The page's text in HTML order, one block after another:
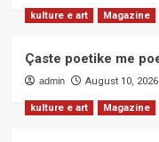
kulture e art Magazine
Çaste poetike me
admin August 10, 2026
kulture e art Magazine